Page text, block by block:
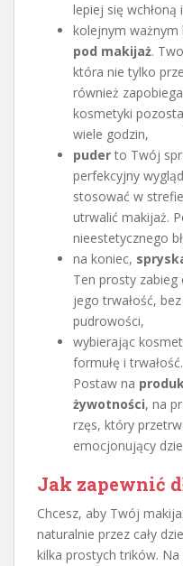
lepiej się wchłoną
kolejnym
pod makijaż.
która nie tylko
również
kosmetyki
wiele godzin,
puder to Twój
perfekcyjny
stosować w
utrwalić makijaż.
nieestetycznego
na koniec,
Ten prosty zabieg
jego trwałość,
pudrowości,
wybierając
formułę i
Postaw na
żywotności, na
rzęs, który
emocjonujący
Jak zapewnić
Chcesz, aby Twój
naturalnie przez cały
kilka prostych trików.